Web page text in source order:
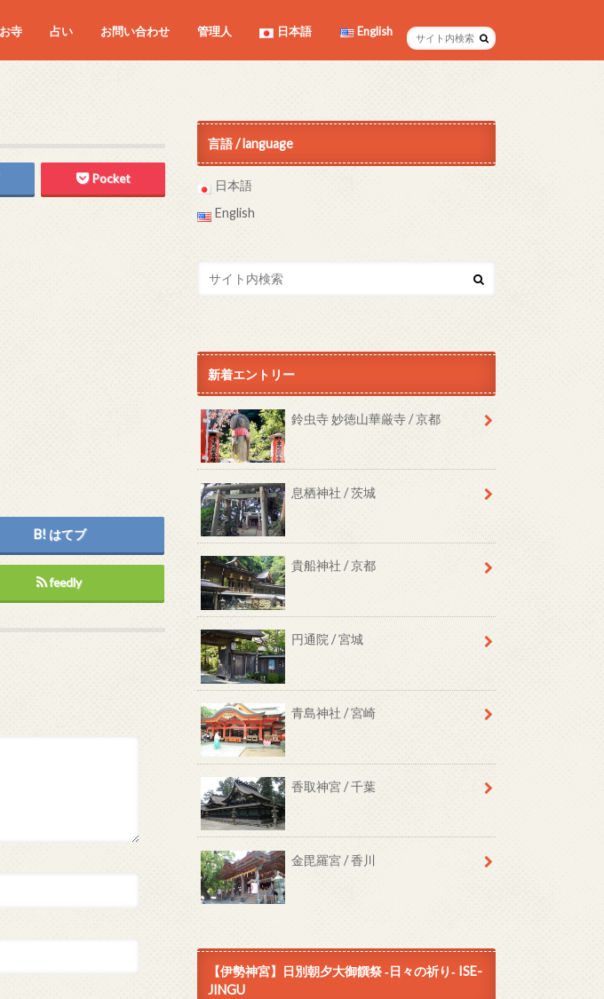
お寺 占い お問い合わせ 管理人 日本語 English
Pocket
はてブ
feedly
言語 / language
日本語
English
新着エントリー
鈴虫寺 妙徳山華厳寺 / 京都
息栖神社 / 茨城
貴船神社 / 京都
円通院 / 宮城
青島神社 / 宮崎
香取神宮 / 千葉
金毘羅宮 / 香川
【伊勢神宮】日別朝夕大御饌祭 ‐日々の祈り‐ ISE-
JINGU